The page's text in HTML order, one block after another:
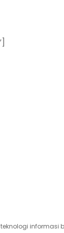
informasi